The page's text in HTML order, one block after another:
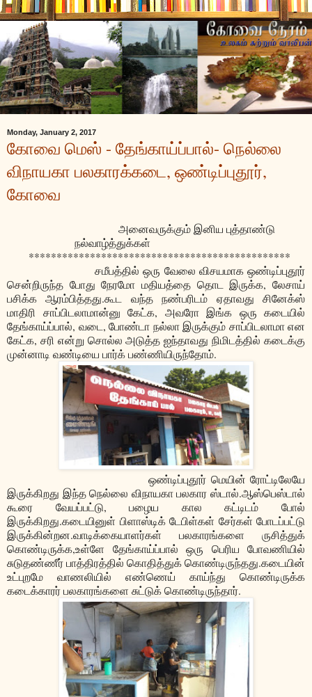
Monday, January 2, 2017
கோவை மெஸ் - தேங்காய்ப்பால்- நெல்லை
விநாயகா பலகாரக்கடை, ஒண்டிப்புதூர்,
கோவை
அனைவருக்கும் இனிய புத்தாண்டு
நல்வாழ்த்துக்கள்
***********************************************
சமீபத்தில் ஒரு வேலை விசயமாக ஒண்டிப்புதூர்
சென்றிருந்த போது நேரமோ மதியத்தை தொட இருக்க, லேசாய்
பசிக்க ஆரம்பித்தது.கூட வந்த நண்பரிடம் ஏதாவது சினேக்ஸ்
மாதிரி சாப்பிடலாமான்னு கேட்க, அவரோ இங்க ஒரு கடையில்
தேங்காய்ப்பால், வடை, போண்டா நல்லா இருக்கும் சாப்பிடலாமா என
கேட்க, சரி என்று சொல்ல அடுத்த ஐந்தாவது நிமிடத்தில் கடைக்கு
முன்னாடி வண்டியை பார்க் பண்ணியிருந்தோம்.
ஒண்டிப்புதூர் மெயின் ரோட்டிலேயே
இருக்கிறது இந்த நெல்லை விநாயகா பலகார ஸ்டால்.ஆஸ்பெஸ்டால்
கூரை வேயப்பட்டு, பழைய கால கட்டிடம் போல்
இருக்கிறது.கடையினுள் பிளாஸ்டிக் டேபிள்கள் சேர்கள் போடப்பட்டு
இருக்கின்றன.வாடிக்கையாளர்கள் பலகாரங்களை ருசித்துக்
கொண்டிருக்க,உள்ளே தேங்காய்ப்பால் ஒரு பெரிய போவணியில்
சுடுதண்ணீர் பாத்திரத்தில் கொதித்துக் கொண்டிருந்தது.கடையின்
உட்புறமே வாணலியில் எண்ணெய் காய்ந்து கொண்டிருக்க
கடைக்காரர் பலகாரங்களை சுட்டுக் கொண்டிருந்தார்.